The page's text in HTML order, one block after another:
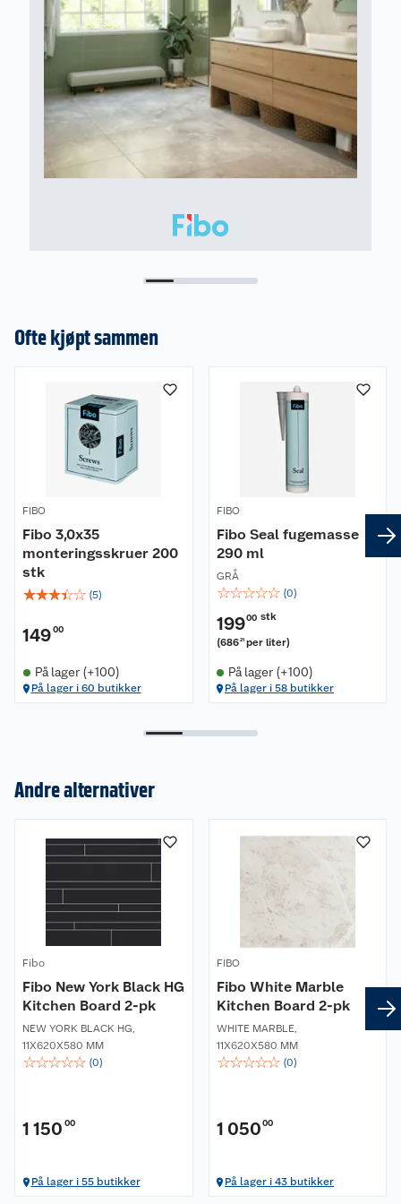
Ofte kjøpt sammen
FIBO
Fibo 3,0x35
monteringsskruer 200
stk
☆☆☆☆☆ (5)
14900
På lager (+100)
På lager i 60 butikker
FIBO
Fibo Seal fugemasse
290 ml
GRÅ
☆☆☆☆☆ (0)
19900 stk
(686 21 per liter)
På lager (+100)
På lager i 58 butikker
Andre alternativer
Fibo
Fibo New York Black HG
Kitchen Board 2-pk
NEW YORK BLACK HG,
11X620X580 MM
☆☆☆☆☆ (0)
1 150 00
På lager i 55 butikker
FIBO
Fibo White Marble
Kitchen Board 2-pk
WHITE MARBLE,
11X620X580 MM
☆☆☆☆☆ (0)
1 050 00
På lager i 43 butikker
Kundeservice
Butikker
Reklamasjon
Leveringstid
Leie tilhenger
Om oss
Nyheter
Våre kjeder
Kjøpsvilkår
Personvern
Bærekraft
Lavprisløfte
Retur av el-avfall
Hageinspirasjon
Oppussing med utemaling
Et varmere hjem
Gulv